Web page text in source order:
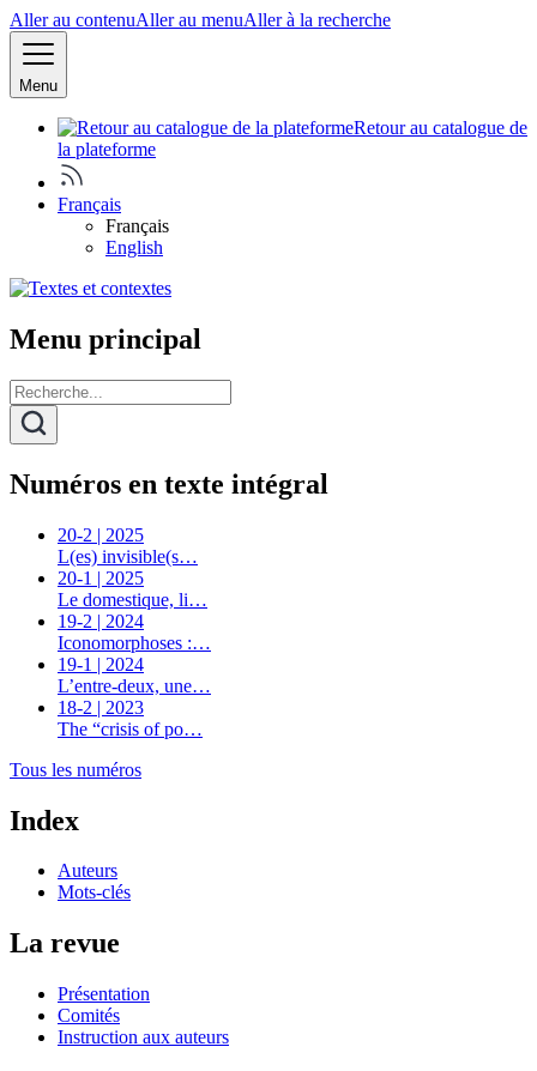
Aller au contenuAller au menuAller à la recherche
Menu
Retour au catalogue de
la plateforme
Français
Français
English
Menu principal
Numéros en texte intégral
20-2 | 2025
L(es) invisible(s…
20-1 | 2025
Le domestique, li…
19-2 | 2024
Iconomorphoses :…
19-1 | 2024
L’entre-deux, une…
18-2 | 2023
The “crisis of po…
Tous les numéros
Index
Auteurs
Mots-clés
La revue
Présentation
Comités
Instruction aux auteurs